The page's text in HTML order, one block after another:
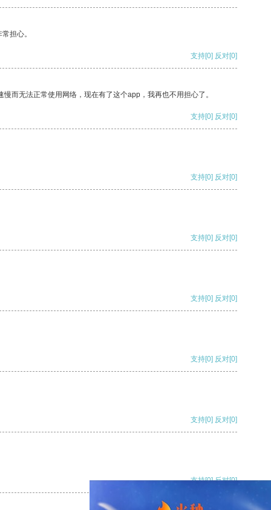
担心。
支持[0] 反对[0]
而无法正常使用网络，现在有了这个app，我再也不用担心了。
支持[0] 反对[0]
支持[0] 反对[0]
支持[0] 反对[0]
支持[0] 反对[0]
支持[0] 反对[0]
支持[0] 反对[0]
支持[0] 反对[0]